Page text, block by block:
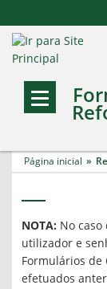
Página inicial
NOTA: No
utilizador e
Formulários de
efetuados